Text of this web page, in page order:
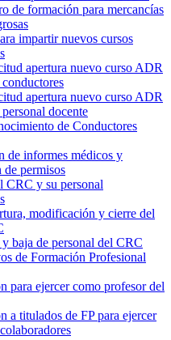
de formación para mercancías
impartir nuevos cursos
apertura nuevo curso ADR
conductores
apertura nuevo curso ADR
personal docente
de Conductores
de informes médicos y
de permisos
CRC y su personal
modificación y cierre del
baja de personal del CRC
de Formación Profesional
para ejercer como profesor del
a titulados de FP para ejercer